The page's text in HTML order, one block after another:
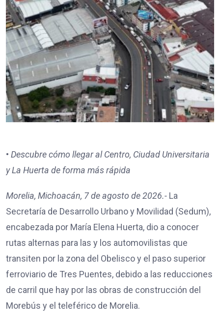
• Descubre cómo llegar al Centro, Ciudad Universitaria
y La Huerta de forma más rápida
Morelia, Michoacán, 7 de agosto de 2026.- La
Secretaría de Desarrollo Urbano y Movilidad (Sedum),
encabezada por María Elena Huerta, dio a conocer
rutas alternas para las y los automovilistas que
transiten por la zona del Obelisco y el paso superior
ferroviario de Tres Puentes, debido a las reducciones
de carril que hay por las obras de construcción del
Morebús y el teleférico de Morelia.